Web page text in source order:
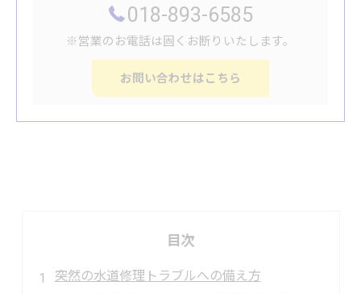
018-893-6585
※営業のお電話は固くお断りいたします。
お問い合わせはこちら
目次
突然の水道修理トラブルへの備え方